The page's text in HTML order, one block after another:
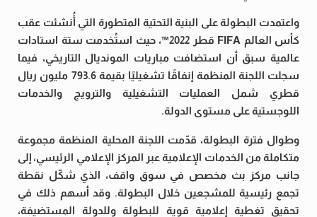
واعتمدت البطولة على البنية التحتية المتطورة التي أُنشئت عقب
كأس العالم FIFA قطر 2022™️، حيث استُخدمت ستة استادات
عالمية سبق أن استضافت مباريات المونديال التاريخي، فيما
سجلت اللجنة المنظمة إنفاقًا تشغيليًا بقيمة 793.6 مليون ريال
قطري شمل العمليات التشغيلية والترويج والخدمات
اللوجستية على مستوى الدولة.
وطوال فترة البطولة، قدّمت اللجنة المحلية المنظمة مجموعة
متكاملة من الخدمات الإعلامية عبر المركز الإعلامي الرئيسي، إلى
جانب مركز بث مخصص في سوق واقف، الذي شكّل نقطة
تجمع رئيسية للمشجعين خلال البطولة. وقد أسهم ذلك في
تحقيق تغطية إعلامية قوية للبطولة وللدولة المستضيفة،